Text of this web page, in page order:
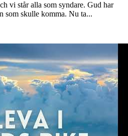
vi står alla som syndare. Gud har
som skulle komma. Nu ta...